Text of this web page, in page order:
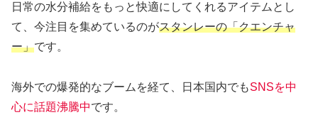
日常の水分補給をもっと快適にしてくれるアイテムとし
て、今注目を集めているのがスタンレーの「クエンチャ
ー」です。
海外での爆発的なブームを経て、日本国内でもSNSを中
心に話題沸騰中です。